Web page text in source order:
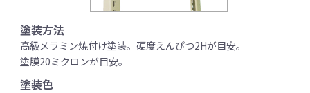
塗装方法
高級メラミン焼付け塗装。硬度えんぴつ2Hが目安。
塗膜20ミクロンが目安。
塗装色